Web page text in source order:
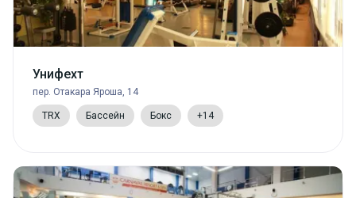
Унифехт
пер. Отакара Яроша, 14
TRX Бассейн Бокс +14